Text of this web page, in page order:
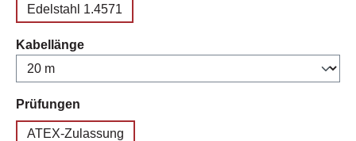
Edelstahl 1.4571
Kabellängeauswählen
Prüfungen
ATEX-Zulassung